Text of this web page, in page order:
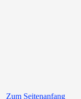
Zum Seitenanfang